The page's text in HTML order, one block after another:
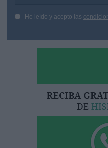
He leído y acepto las